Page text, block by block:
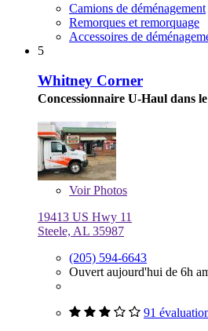
Camions de déménagement
Remorques et remorquage
Accessoires de
5
Whitney Corner
Concessionnaire U-Haul dans
VoirPhotos
19413 US Hwy 11
Steele, AL 35987
(205) 594-6643
Ouvert aujourd'hui de 6h
91